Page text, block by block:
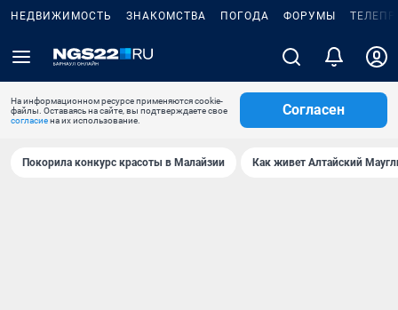
НЕДВИЖИМОСТЬ ЗНАКОМСТВА ПОГОДА ФОРУМЫ
На информационном ресурсе применяются cookie-
файлы. Оставаясь на сайте, вы подтверждаете свое
согласиена их использование.
Согласен
Покорила конкурс красоты в Малайзии Как живет Алтайский